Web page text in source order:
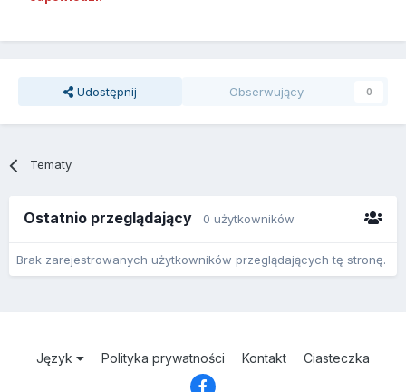
Udostępnij Obserwujący 0
Tematy
Ostatnio przeglądający 0 użytkowników
Brak zarejestrowanych użytkowników przeglądających tę stronę.
Język Polityka prywatności Kontakt Ciasteczka